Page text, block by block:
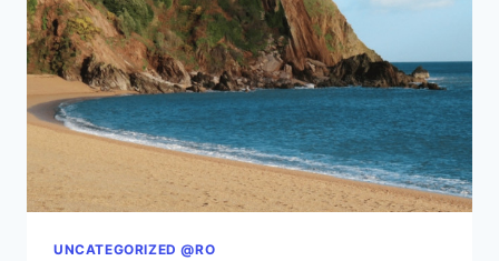
REALE,
TRUCURI
ȘI
CE
NU
ȚI
SE
SPUNE
UNCATEGORIZED @RO